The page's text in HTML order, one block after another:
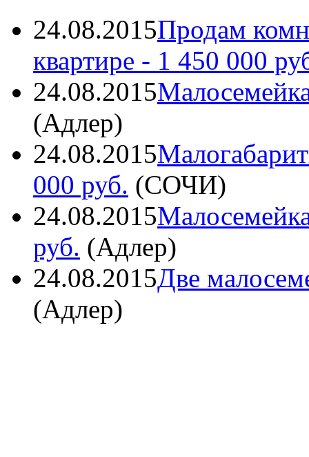
24.08.2015Продам
квартире - 1 450 000
24.08.2015
(Адлер)
24.08.2015
000 руб. (СОЧИ)
24.08.2015
руб. (Адлер)
24.08.2015Две
(Адлер)